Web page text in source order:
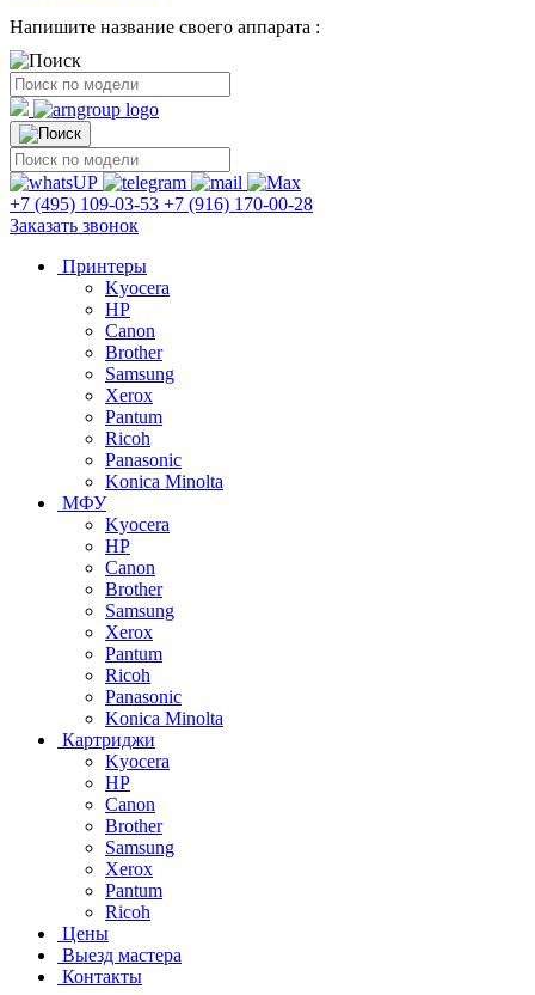
Напишите название своего аппарата :
+7 (495) 109-03-53 +7 (916) 170-00-28
Заказать звонок
Принтеры
Kyocera
HP
Canon
Brother
Samsung
Xerox
Pantum
Ricoh
Panasonic
Konica Minolta
МФУ
Kyocera
HP
Canon
Brother
Samsung
Xerox
Pantum
Ricoh
Panasonic
Konica Minolta
Картриджи
Kyocera
HP
Canon
Brother
Samsung
Xerox
Pantum
Ricoh
Цены
Выезд мастера
Контакты